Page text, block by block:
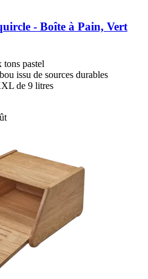
-​ Boîte à Pain, Vert
tons pastel
issu de sources durables
de 9 litres